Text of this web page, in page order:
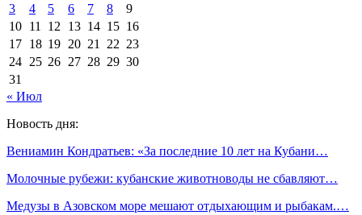
3
4 5 6 7 8
9
10 11 12 13 14 15 16
17 18 19 20 21 22 23
24 25 26 27 28 29 30
31
« Июл
Новость дня:
Вениамин Кондратьев: «За последние 10 лет на Кубани…
Молочные рубежи: кубанские животноводы не сбавляют…
Медузы в Азовском море мешают отдыхающим и рыбакам.…